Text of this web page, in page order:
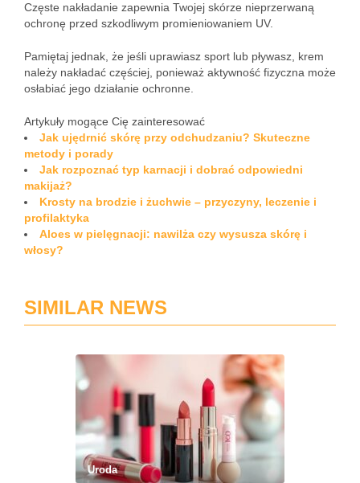
Częste nakładanie zapewnia Twojej skórze nieprzerwaną
ochronę przed szkodliwym promieniowaniem UV.
Pamiętaj jednak, że jeśli uprawiasz sport lub pływasz, krem
należy nakładać częściej, ponieważ aktywność fizyczna może
osłabiać jego działanie ochronne.
Artykuły mogące Cię zainteresować
Jak ujędrnić skórę przy odchudzaniu? Skuteczne
metody i porady
Jak rozpoznać typ karnacji i dobrać odpowiedni
makijaż?
Krosty na brodzie i żuchwie – przyczyny, leczenie i
profilaktyka
Aloes w pielęgnacji: nawilża czy wysusza skórę i
włosy?
SIMILAR NEWS
Uroda